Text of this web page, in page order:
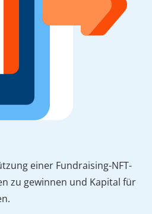
einer Fundraising-NFT-
zu gewinnen und Kapital für